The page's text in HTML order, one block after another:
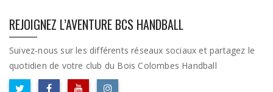
REJOIGNEZ L’AVENTURE BCS HANDBALL
Suivez-nous sur les différents réseaux sociaux et partagez le
quotidien de votre club du Bois Colombes Handball